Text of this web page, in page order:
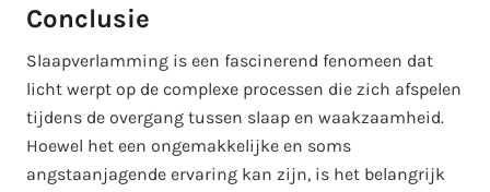
Conclusie
Slaapverlamming is een fascinerend fenomeen dat
licht werpt op de complexe processen die zich afspelen
tijdens de overgang tussen slaap en waakzaamheid.
Hoewel het een ongemakkelijke en soms
angstaanjagende ervaring kan zijn, is het belangrijk